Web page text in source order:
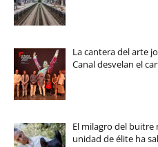
La cantera del arte
Canal desvelan el
El milagro del buitre
unidad de élite ha